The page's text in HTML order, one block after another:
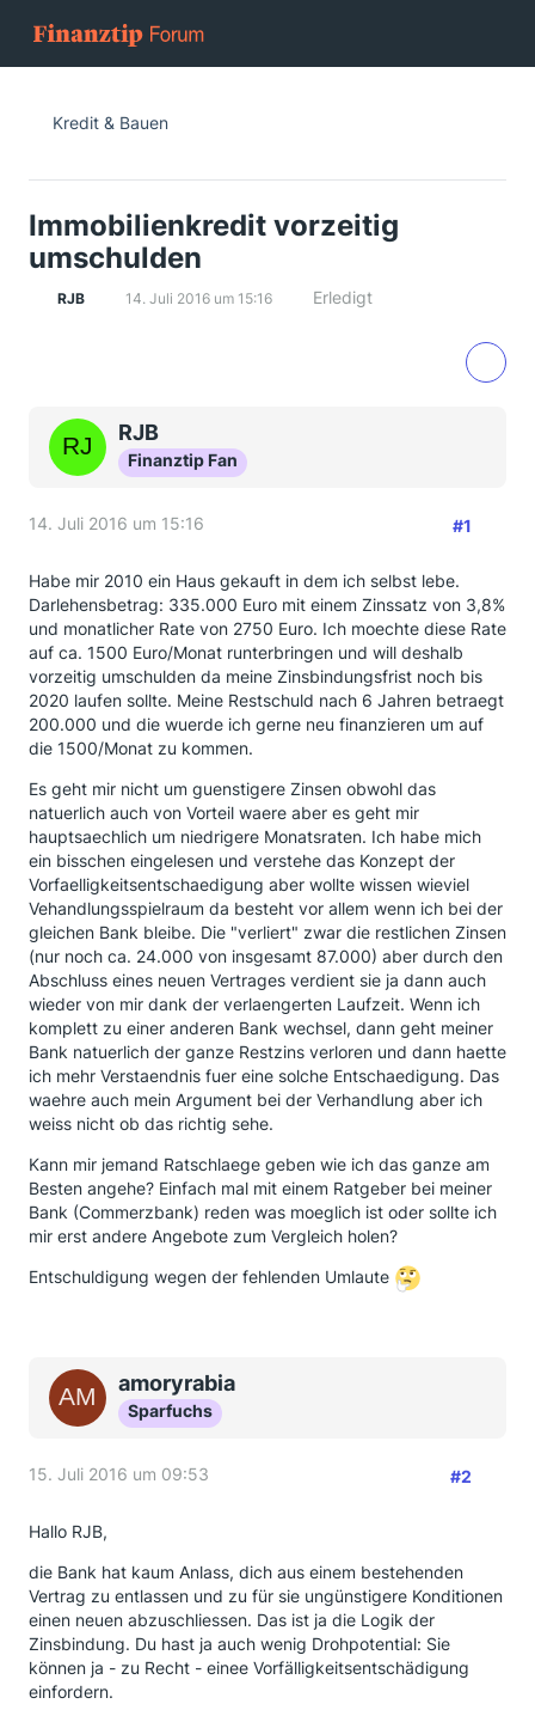
Kredit & Bauen
Immobilienkredit vorzeitig
umschulden
RJB 14. Juli 2016 um 15:16 Erledigt
RJB
Finanztip Fan
14. Juli 2016 um 15:16 #1
Habe mir 2010 ein Haus gekauft in dem ich selbst lebe.
Darlehensbetrag: 335.000 Euro mit einem Zinssatz von 3,8%
und monatlicher Rate von 2750 Euro. Ich moechte diese Rate
auf ca. 1500 Euro/Monat runterbringen und will deshalb
vorzeitig umschulden da meine Zinsbindungsfrist noch bis
2020 laufen sollte. Meine Restschuld nach 6 Jahren betraegt
200.000 und die wuerde ich gerne neu finanzieren um auf
die 1500/Monat zu kommen.
Es geht mir nicht um guenstigere Zinsen obwohl das
natuerlich auch von Vorteil waere aber es geht mir
hauptsaechlich um niedrigere Monatsraten. Ich habe mich
ein bisschen eingelesen und verstehe das Konzept der
Vorfaelligkeitsentschaedigung aber wollte wissen wieviel
Vehandlungsspielraum da besteht vor allem wenn ich bei der
gleichen Bank bleibe. Die "verliert" zwar die restlichen Zinsen
(nur noch ca. 24.000 von insgesamt 87.000) aber durch den
Abschluss eines neuen Vertrages verdient sie ja dann auch
wieder von mir dank der verlaengerten Laufzeit. Wenn ich
komplett zu einer anderen Bank wechsel, dann geht meiner
Bank natuerlich der ganze Restzins verloren und dann haette
ich mehr Verstaendnis fuer eine solche Entschaedigung. Das
waehre auch mein Argument bei der Verhandlung aber ich
weiss nicht ob das richtig sehe.
Kann mir jemand Ratschlaege geben wie ich das ganze am
Besten angehe? Einfach mal mit einem Ratgeber bei meiner
Bank (Commerzbank) reden was moeglich ist oder sollte ich
mir erst andere Angebote zum Vergleich holen?
Entschuldigung wegen der fehlenden Umlaute
amoryrabia
Sparfuchs
15. Juli 2016 um 09:53 #2
Hallo RJB,
die Bank hat kaum Anlass, dich aus einem bestehenden
Vertrag zu entlassen und zu für sie ungünstigere Konditionen
einen neuen abzuschliessen. Das ist ja die Logik der
Zinsbindung. Du hast ja auch wenig Drohpotential: Sie
können ja - zu Recht - einee Vorfälligkeitsentschädigung
einfordern.